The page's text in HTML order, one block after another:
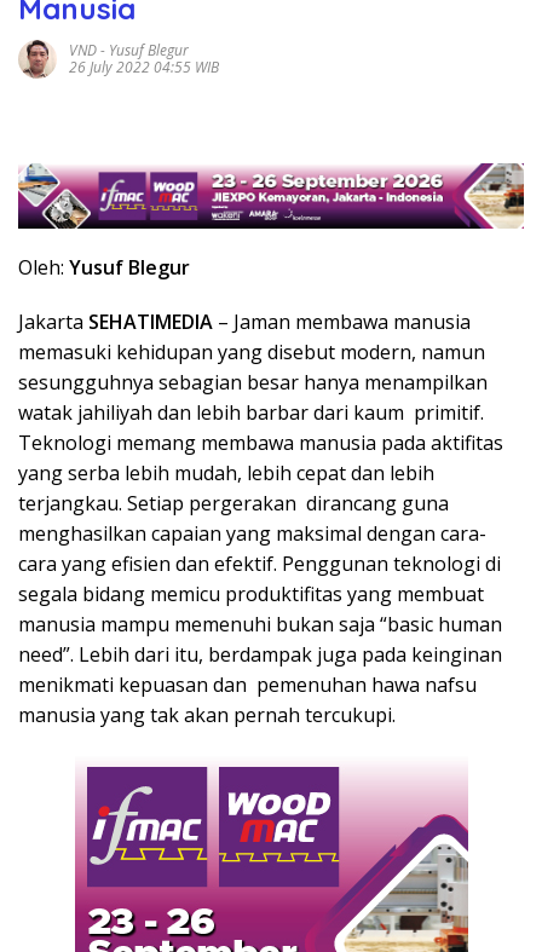
Manusia
VND- Yusuf Blegur
26 July 2022 04:55 WIB
Oleh: Yusuf Blegur
Jakarta SEHATIMEDIA – Jaman membawa manusia
memasuki kehidupan yang disebut modern, namun
sesungguhnya sebagian besar hanya menampilkan
watak jahiliyah dan lebih barbar dari kaum primitif.
Teknologi memang membawa manusia pada aktifitas
yang serba lebih mudah, lebih cepat dan lebih
terjangkau. Setiap pergerakan dirancang guna
menghasilkan capaian yang maksimal dengan cara-
cara yang efisien dan efektif. Penggunan teknologi di
segala bidang memicu produktifitas yang membuat
manusia mampu memenuhi bukan saja “basic human
need”. Lebih dari itu, berdampak juga pada keinginan
menikmati kepuasan dan pemenuhan hawa nafsu
manusia yang tak akan pernah tercukupi.